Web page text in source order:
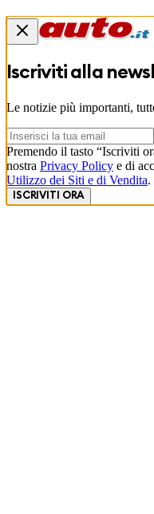
Iscriviti alla
Le notizie più importanti,
Premendo il tasto “Iscriviti
nostra Privacy Policy e di
Utilizzo dei Siti e di Vendita.
ISCRIVITI ORA